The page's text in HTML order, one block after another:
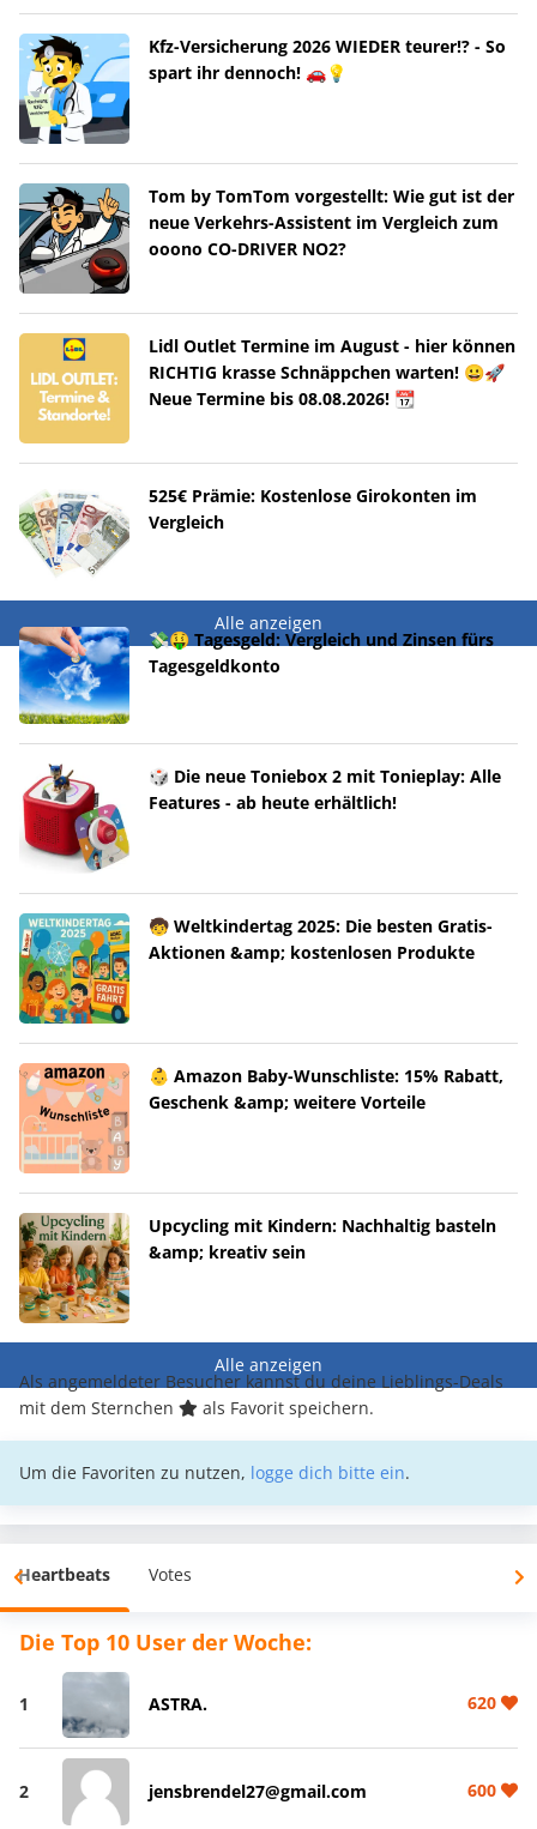
Kfz-Versicherung 2026 WIEDER teurer!? - So
spart ihr dennoch! 🚗💡
Tom by TomTom vorgestellt: Wie gut ist der
neue Verkehrs-Assistent im Vergleich zum
ooono CO-DRIVER NO2?
Lidl Outlet Termine im August - hier können
RICHTIG krasse Schnäppchen warten! 😀🚀
Neue Termine bis 08.08.2026! 📆
525€ Prämie: Kostenlose Girokonten im
Vergleich
Alle anzeigen
💸🤑 Tagesgeld: Vergleich und Zinsen fürs
Tagesgeldkonto
🎲 Die neue Toniebox 2 mit Tonieplay: Alle
Features - ab heute erhältlich!
🧒 Weltkindertag 2025: Die besten Gratis-
Aktionen &amp; kostenlosen Produkte
👶 Amazon Baby-Wunschliste: 15% Rabatt,
Geschenk &amp; weitere Vorteile
Upcycling mit Kindern: Nachhaltig basteln
&amp; kreativ sein
Alle anzeigen
Als angemeldeter Besucher kannst du deine Lieblings-Deals
mit dem Sternchen
als Favorit speichern.
Um die Favoriten zu nutzen, logge dich bitte ein.
Heartbeats Votes
Die Top 10 User der Woche:
1 ASTRA. 620
2 jensbrendel27@gmail.com 600